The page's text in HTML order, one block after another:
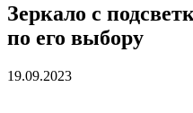
Зеркало с
по его выбору
19.09.2023